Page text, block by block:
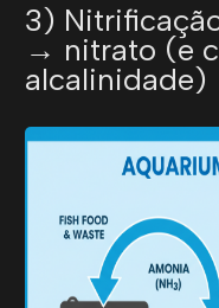
3)
→ nitrato (e
alcalinidade)